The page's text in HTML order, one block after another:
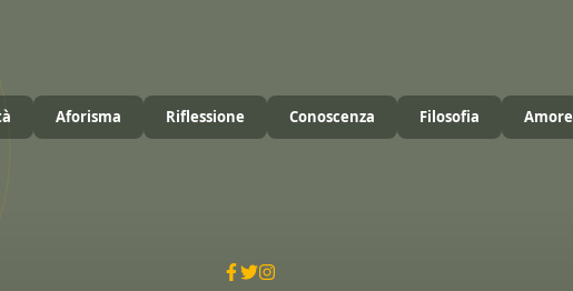
Aforisma Riflessione Conoscenza Filosofia Amore